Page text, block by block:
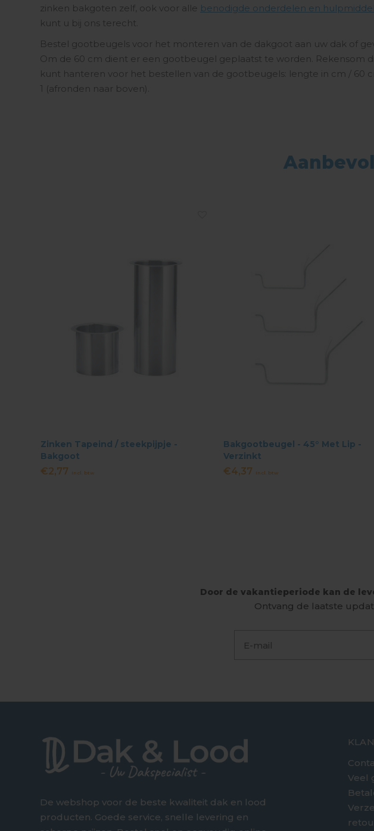
zinken bakgoten zelf, ook voor alle benodigde onderdelen en
kunt u bij ons terecht.
Bestel gootbeugels voor het monteren van de dakgoot aan uw dak of
Om de 60 cm dient er een gootbeugel geplaatst te worden. Rekensom
kunt hanteren voor het bestellen van de gootbeugels: lengte in cm / 60
1 (afronden naar boven).
Zinken Tapeind / steekpijpje -
Bakgoot
€2,77 Incl. btw
Bakgootbeugel - 45° Met Lip -
Verzinkt
€4,37 Incl. btw
Door de vakantieperiode kan de
Ontvang de laatste
De webshop voor de beste kwaliteit dak en lood
producten. Goede service, snelle levering en
Veel